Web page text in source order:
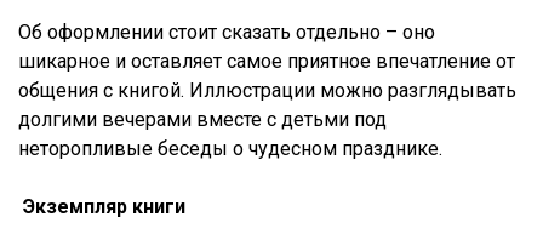
Об оформлении стоит сказать отдельно – оно
шикарное и оставляет самое приятное впечатление от
общения с книгой. Иллюстрации можно разглядывать
долгими вечерами вместе с детьми под
неторопливые беседы о чудесном празднике.
Экземпляр книги